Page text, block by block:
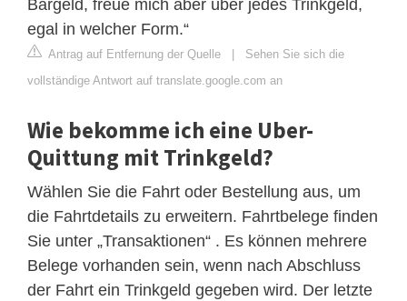
Bargeld, freue mich aber über jedes Trinkgeld,
egal in welcher Form.“
Antrag auf Entfernung der Quelle
Sehen Sie sich die
vollständige Antwort auf translate.google.com an
Wie bekomme ich eine Uber-
Quittung mit Trinkgeld?
Wählen Sie die Fahrt oder Bestellung aus, um
die Fahrtdetails zu erweitern. Fahrtbelege finden
Sie unter „Transaktionen“ . Es können mehrere
Belege vorhanden sein, wenn nach Abschluss
der Fahrt ein Trinkgeld gegeben wird. Der letzte